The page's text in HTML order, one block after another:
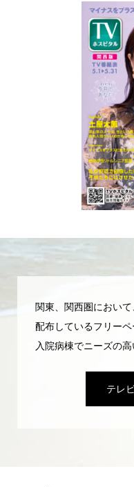
関東、関西圏におい
配布しているフリーペ
入院病棟でニーズの高
テレ